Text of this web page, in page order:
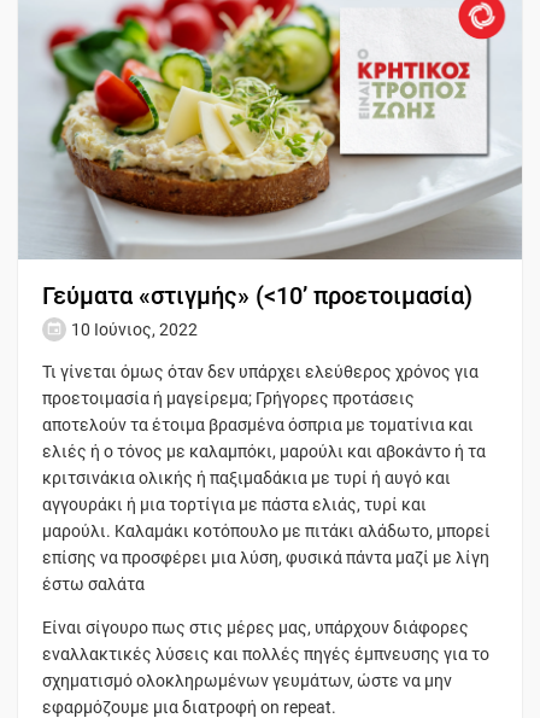
Γεύματα «στιγμής» (<10’ προετοιμασία)
10 Ιούνιος, 2022
Τι γίνεται όμως όταν δεν υπάρχει ελεύθερος χρόνος για
προετοιμασία ή μαγείρεμα; Γρήγορες προτάσεις
αποτελούν τα έτοιμα βρασμένα όσπρια με τοματίνια και
ελιές ή ο τόνος με καλαμπόκι, μαρούλι και αβοκάντο ή τα
κριτσινάκια ολικής ή παξιμαδάκια με τυρί ή αυγό και
αγγουράκι ή μια τορτίγια με πάστα ελιάς, τυρί και
μαρούλι. Καλαμάκι κοτόπουλο με πιτάκι αλάδωτο, μπορεί
επίσης να προσφέρει μια λύση, φυσικά πάντα μαζί με λίγη
έστω σαλάτα
Είναι σίγουρο πως στις μέρες μας, υπάρχουν διάφορες
εναλλακτικές λύσεις και πολλές πηγές έμπνευσης για το
σχηματισμό ολοκληρωμένων γευμάτων, ώστε να μην
εφαρμόζουμε μια διατροφή on repeat.